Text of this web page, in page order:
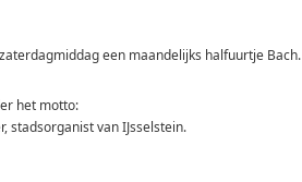
een maandelijks halfuurtje Bach.
het motto:
stadsorganist van IJsselstein.